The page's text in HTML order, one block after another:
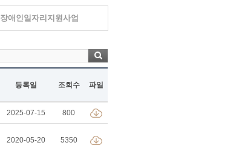
장애인일자리지원사업
등록일 조회수 파일
2025-07-15 800
2020-05-20 5350